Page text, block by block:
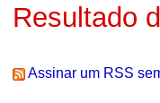
Resultado
Assinar um RSS